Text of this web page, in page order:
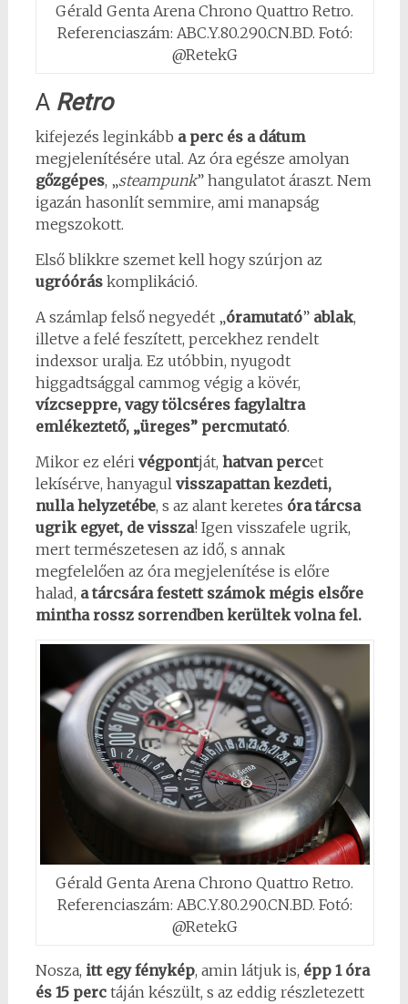
Gérald Genta Arena Chrono Quattro Retro.
Referenciaszám: ABC.Y.80.290.CN.BD. Fotó:
@RetekG
A Retro
kifejezés leginkább a perc és a dátum
megjelenítésére utal. Az óra egésze amolyan
gőzgépes, „steampunk” hangulatot áraszt. Nem
igazán hasonlít semmire, ami manapság
megszokott.
Első blikkre szemet kell hogy szúrjon az
ugróóráskomplikáció.
A számlap felső negyedét „óramutató” ablak,
illetve a felé feszített, percekhez rendelt
indexsor uralja. Ez utóbbin, nyugodt
higgadtsággal cammog végig a kövér,
vízcseppre, vagy tölcséres fagylaltra
emlékeztető, „üreges” percmutató.
Mikor ez eléri végpontját, hatvan percet
lekísérve, hanyagul visszapattan kezdeti,
nulla helyzetébe, s az alant keretes óra tárcsa
ugrik egyet, de vissza! Igen visszafele ugrik,
mert természetesen az idő, s annak
megfelelően az óra megjelenítése is előre
halad, a tárcsára festett számok mégis elsőre
mintha rossz sorrendben kerültek volna fel.
Gérald Genta Arena Chrono Quattro Retro.
Referenciaszám: ABC.Y.80.290.CN.BD. Fotó:
@RetekG
Nosza, itt egy fénykép, amin látjuk is, épp 1 óra
és 15 perctáján készült, s az eddig részletezett